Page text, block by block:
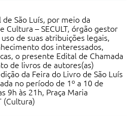
São Luís, por meio da
Cultura – SECULT, órgão gestor
de suas atribuições legais,
dos interessados,
o presente Edital de Chamada
de livros de autores(as)
da Feira do Livro de São Luís
no período de 1º a 10 de
9h às 21h, Praça Maria
(Cultura)